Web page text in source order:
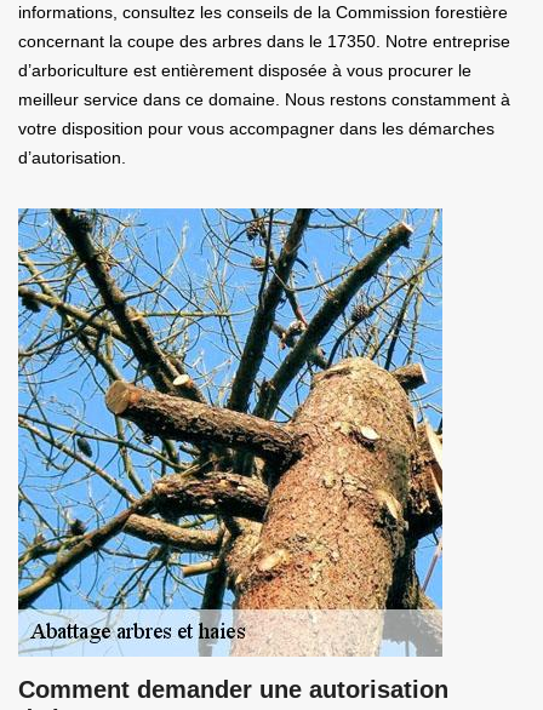
informations, consultez les conseils de la Commission forestière
concernant la coupe des arbres dans le 17350. Notre entreprise
d’arboriculture est entièrement disposée à vous procurer le
meilleur service dans ce domaine. Nous restons constamment à
votre disposition pour vous accompagner dans les démarches
d’autorisation.
Comment demander une autorisation